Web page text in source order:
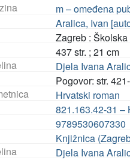
m – omeđena
Aralica, Ivan
Zagreb :
437 str. ; 21 cm
Djela Ivana
Pogovor: str.
Hrvatski roman
821.163.42-31 –
9789530607330
Knjižnica
Djela Ivana